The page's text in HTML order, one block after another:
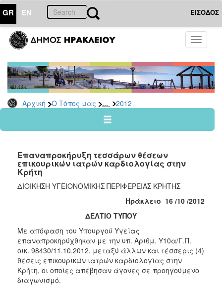
GR EN ΕΙΣΟΔΟΣ
Toggle
Αρχική Ο Τόπος μας ... 2012
ΤΟΠΟΣ
ΜΑΣ
Ανακοινώσεις
Αρχείο
2026
2024
2022
2021
2020
2017
2016
2015
2012
Επαναπροκήρυξη τεσσάρων θέσεων
επικουρικών ιατρών καρδιολογίας στην
Κρήτη
ΔΙΟΙΚΗΣΗ ΥΓΕΙΟΝΟΜΙΚΗΣ ΠΕΡΙΦΕΡΕΙΑΣ ΚΡΗΤΗΣ
Ηράκλειο 16 /10 /2012
ΔΕΛΤΙΟ ΤΥΠΟΥ
Με απόφαση του Υπουργού Υγείας
επαναπροκηρύχθηκαν με την υπ. Αριθμ. Υ10α/Γ.Π.
οικ. 98430/11.10.2012, μεταξύ άλλων και τέσσερις (4)
θέσεις επικουρικών ιατρών καρδιολογίας στην
Κρήτη, οι οποίες απέβησαν άγονες σε προηγούμενο
διαγωνισμό.